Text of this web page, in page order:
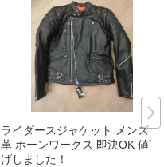
ライダースジャケット メンズ 本
革 ホーンワークス 即決OK 値下
げしました！